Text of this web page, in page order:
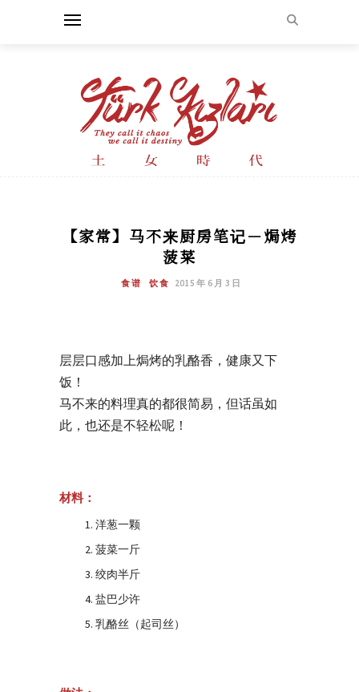
【家常】马不来厨房笔记－焗烤
菠菜
食谱 饮食 2015 年 6 月 3 日
层层口感加上焗烤的乳酪香，健康又下
饭！
马不来的料理真的都很简易，但话虽如
此，也还是不轻松呢！
材料：
洋葱一颗
菠菜一斤
绞肉半斤
盐巴少许
乳酪丝（起司丝）